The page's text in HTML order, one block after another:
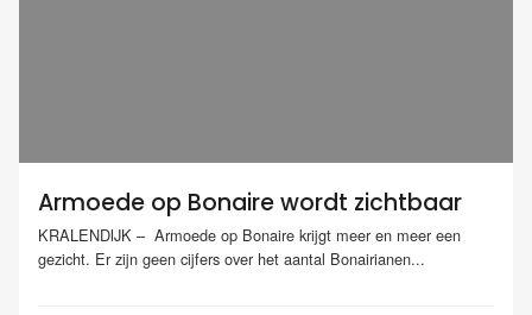
Armoede op Bonaire wordt zichtbaar
KRALENDIJK – Armoede op Bonaire krijgt meer en meer een
gezicht. Er zijn geen cijfers over het aantal Bonairianen...